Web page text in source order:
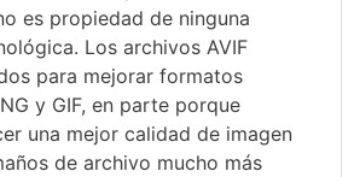
es propiedad de ninguna
Los archivos AVIF
para mejorar formatos
y GIF, en parte porque
una mejor calidad de imagen
de archivo mucho más